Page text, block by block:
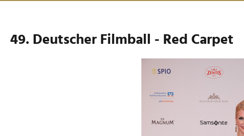
49. Deutscher Filmball - Red Carpet